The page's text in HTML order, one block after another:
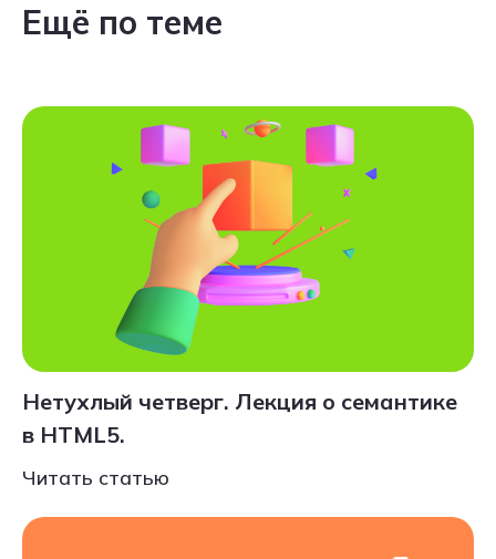
Ещё по теме
Нетухлый четверг. Лекция о семантике
в HTML5.
Читать статью